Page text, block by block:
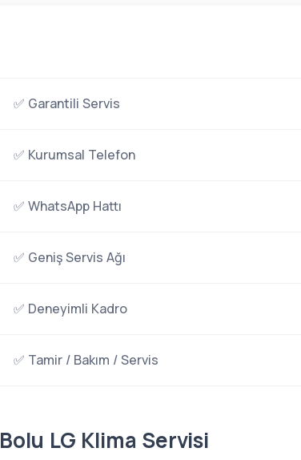
✅ Garantili Servis
✅ Kurumsal Telefon
✅ WhatsApp Hattı
✅ Geniş Servis Ağı
✅ Deneyimli Kadro
✅ Tamir / Bakım / Servis
Bolu LG Klima Servisi